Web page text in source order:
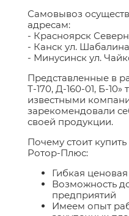
Самовывоз
адресам:
- Красноярск
- Канск ул.
- Минусинск ул.
Представленные в
Т-170, Д-160-01, Б-
известными
зарекомендовали
своей продукции.
Почему стоит
Ротор-Плюс:
Гибкая
Возможность
предприятий
Имеем опыт